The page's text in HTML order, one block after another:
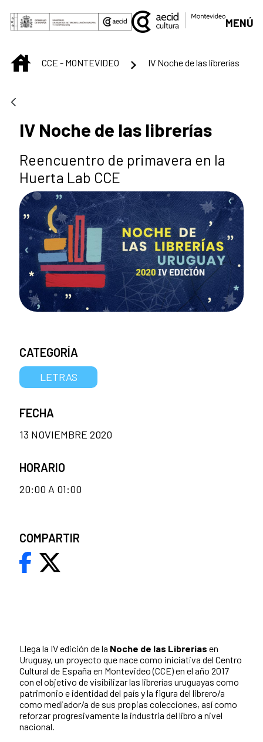
Saltar al contenido principal
MENÚ
INICIOCCE - MONTEVIDEO IV Noche de las librerías
IV Noche de las librerías
Reencuentro de primavera en la
Huerta Lab CCE
Llega la IV edición de la Noche de las Librerías en
Uruguay, un proyecto que nace como iniciativa del Centro
Cultural de España en Montevideo (CCE) en el año 2017
con el objetivo de visibilizar las librerías uruguayas como
patrimonio e identidad del país y la figura del librero/a
como mediador/a de sus propias colecciones, así como
reforzar progresivamente la industria del libro a nivel
nacional.
CATEGORÍA
LETRAS
FECHA
13 NOVIEMBRE 2020
HORARIO
20:00 A 01:00
COMPARTIR